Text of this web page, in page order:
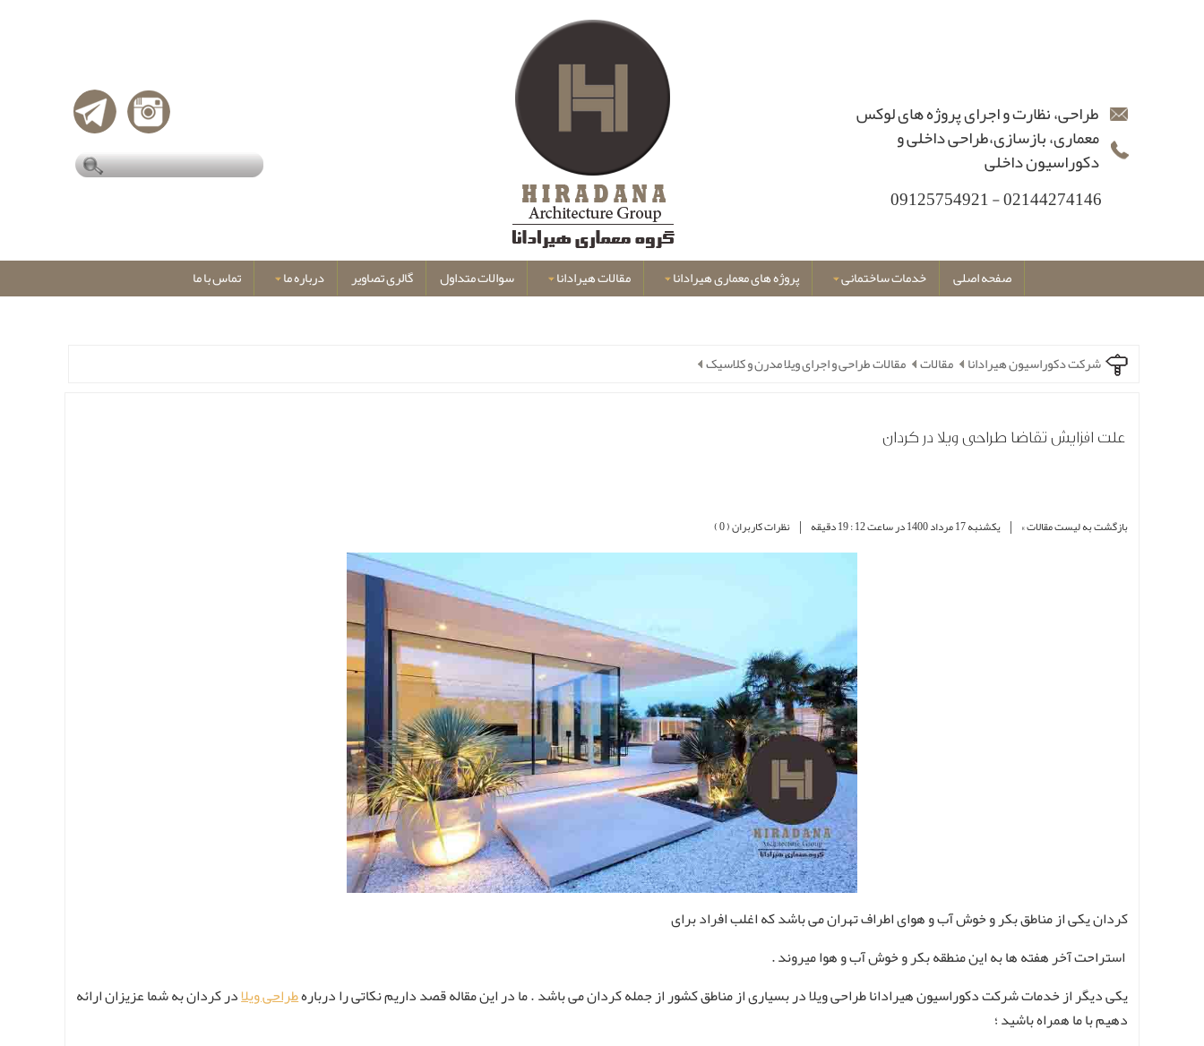
طراحی، نظارت و اجرای پروژه های لوکس
معماری، بازسازی،طراحی داخلی و
دکوراسیون داخلی
02144274146 - 09125754921
صفحه اصلی خدمات ساختمانی پروژه های معماری هیرادانا مقالات هیرادانا سوالات متداول گالری تصاویر درباره ما تماس با ما
شرکت دکوراسیون هیرادانا مقالات مقالات طراحی و اجرای ویلا مدرن و کلاسیک
علت افزایش تقاضا طراحی ویلا در کردان
بازگشت به لیست مقالات » | یکشنبه 17 مرداد 1400 در ساعت 12 : 19 دقیقه | نظرات کاربران ( 0 )
کردان یکی از مناطق بکر و خوش آب و هوای اطراف تهران می باشد که اغلب افراد برای
استراحت آخر هفته ها به این منطقه بکر و خوش آب و هوا میروند .
یکی دیگر از خدمات شرکت دکوراسیون هیرادانا طراحی ویلا در بسیاری از مناطق کشور از جمله کردان می باشد . ما در این مقاله قصد داریم نکاتی را دربارهطراحی ویلادر کردان به شما عزیزان ارائه
دهیم با ما همراه باشید ؛